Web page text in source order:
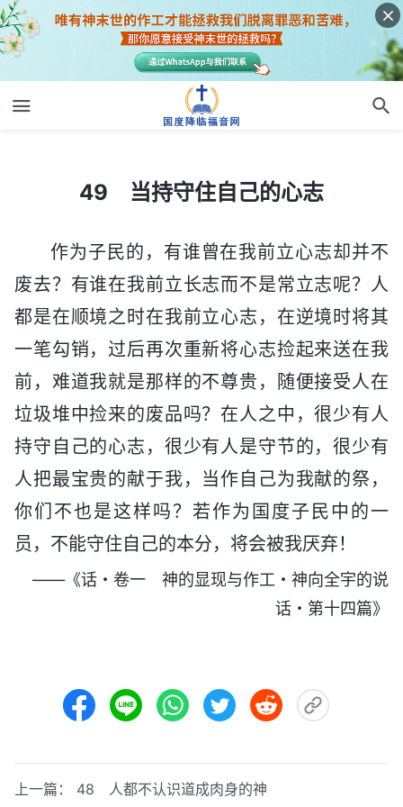
49 当持守住自己的心志
作为子民的，有谁曾在我前立心志却并不
废去？有谁在我前立长志而不是常立志呢？人
都是在顺境之时在我前立心志，在逆境时将其
一笔勾销，过后再次重新将心志捡起来送在我
前，难道我就是那样的不尊贵，随便接受人在
垃圾堆中捡来的废品吗？在人之中，很少有人
持守自己的心志，很少有人是守节的，很少有
人把最宝贵的献于我，当作自己为我献的祭，
你们不也是这样吗？若作为国度子民中的一
员，不能守住自己的本分，将会被我厌弃！
——《话・卷一 神的显现与作工・神向全宇的说
话・第十四篇》
上一篇： 48 人都不认识道成肉身的神